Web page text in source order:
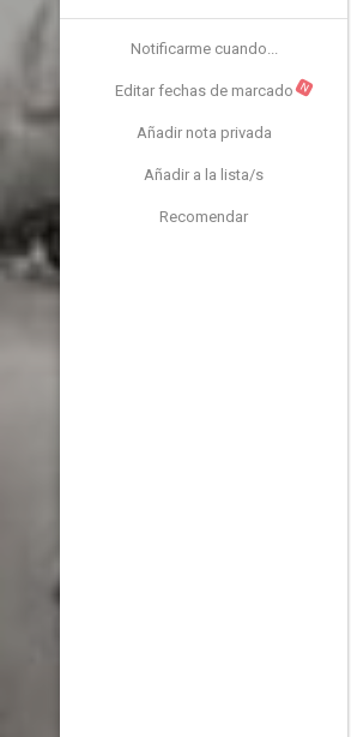
Notificarme cuando...
Editar fechas de marcado N
Añadir nota privada
Añadir a la lista/s
Recomendar